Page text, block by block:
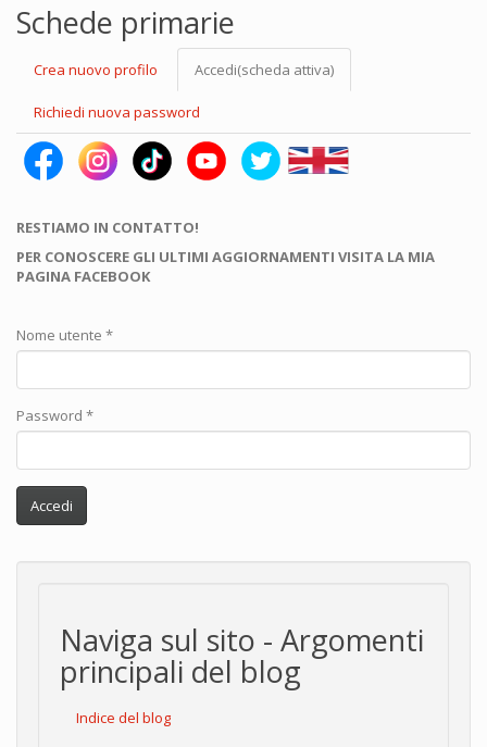
Schede primarie
Crea nuovo profilo Accedi(scheda attiva)
Richiedi nuova password
RESTIAMO IN CONTATTO!
PER CONOSCERE GLI ULTIMI AGGIORNAMENTI VISITA LA MIA
PAGINA FACEBOOK
Nome utente *
Password *
Accedi
Naviga sul sito - Argomenti
principali del blog
Indice del blog